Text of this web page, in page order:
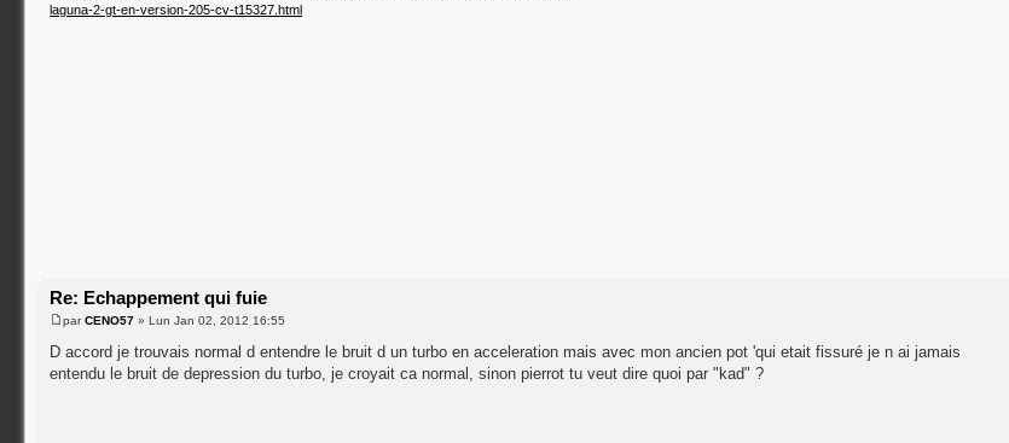
laguna-2-gt-en-version-205-cv-t15327.html
Re: Echappement qui fuie
parCENO57 » Lun Jan 02, 2012 16:55
D accord je trouvais normal d entendre le bruit d un turbo en acceleration mais avec mon ancien pot 'qui etait fissuré je n ai jamais
entendu le bruit de depression du turbo, je croyait ca normal, sinon pierrot tu veut dire quoi par "kad" ?